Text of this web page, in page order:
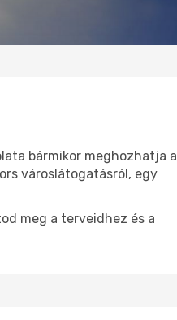
bármikor meghozhatja a
városlátogatásról, egy
meg a terveidhez és a